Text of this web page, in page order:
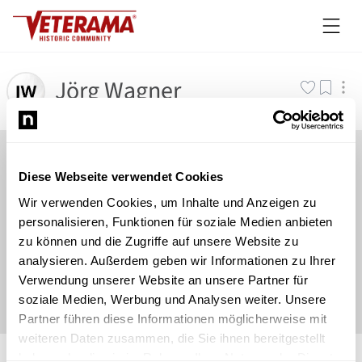
Diese Webseite verwendet Cookies
Wir verwenden Cookies, um Inhalte und Anzeigen zu
personalisieren, Funktionen für soziale Medien anbieten
zu können und die Zugriffe auf unsere Website zu
analysieren. Außerdem geben wir Informationen zu Ihrer
Verwendung unserer Website an unsere Partner für
soziale Medien, Werbung und Analysen weiter. Unsere
Partner führen diese Informationen möglicherweise mit
weiteren Daten zusammen, die Sie ihnen bereitgestellt
Jörg Wagner
©Newsload /System